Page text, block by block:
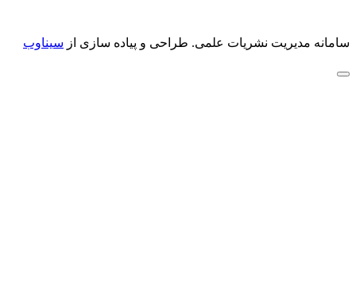
سامانه مدیریت نشریات علمی. طراحی و پیاده سازی از سیناوب